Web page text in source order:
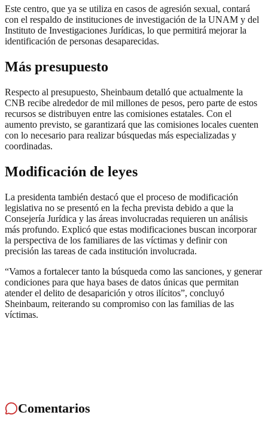
Este centro, que ya se utiliza en casos de agresión sexual, contará
con el respaldo de instituciones de investigación de la UNAM y del
Instituto de Investigaciones Jurídicas, lo que permitirá mejorar la
identificación de personas desaparecidas.
Más presupuesto
Respecto al presupuesto, Sheinbaum detalló que actualmente la
CNB recibe alrededor de mil millones de pesos, pero parte de estos
recursos se distribuyen entre las comisiones estatales. Con el
aumento previsto, se garantizará que las comisiones locales cuenten
con lo necesario para realizar búsquedas más especializadas y
coordinadas.
Modificación de leyes
La presidenta también destacó que el proceso de modificación
legislativa no se presentó en la fecha prevista debido a que la
Consejería Jurídica y las áreas involucradas requieren un análisis
más profundo. Explicó que estas modificaciones buscan incorporar
la perspectiva de los familiares de las víctimas y definir con
precisión las tareas de cada institución involucrada.
“Vamos a fortalecer tanto la búsqueda como las sanciones, y generar
condiciones para que haya bases de datos únicas que permitan
atender el delito de desaparición y otros ilícitos”, concluyó
Sheinbaum, reiterando su compromiso con las familias de las
víctimas.
Comentarios